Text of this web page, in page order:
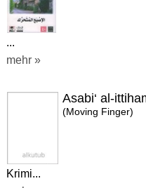
...
mehr »
Asabi‘ al-
(Moving Finger)
Krimi...